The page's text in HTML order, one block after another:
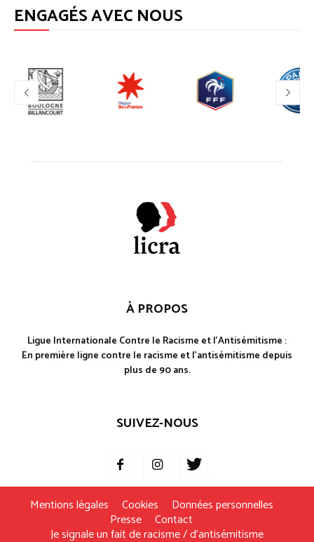
ENGAGÉS AVEC NOUS
À PROPOS
Ligue Internationale Contre le Racisme et l'Antisémitisme :
En première ligne contre le racisme et l'antisémitisme depuis
plus de 90 ans.
SUIVEZ-NOUS
Mentions légales Cookies Données personnelles
Presse Contact
Je signale un fait de racisme / d’antisémitisme